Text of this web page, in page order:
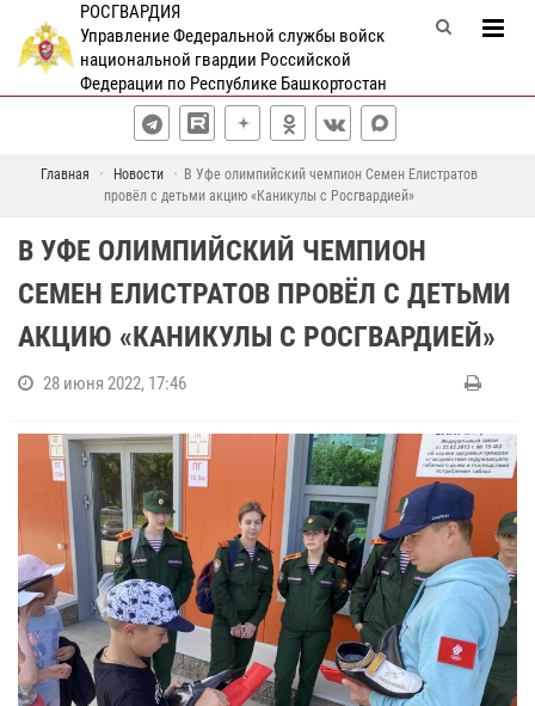
РОСГВАРДИЯ
Управление Федеральной службы войск
национальной гвардии Российской
Федерации по Республике Башкортостан
Главная Новости
В Уфе олимпийский чемпион Семен Елистратов
провёл с детьми акцию «Каникулы с Росгвардией»
В УФЕ ОЛИМПИЙСКИЙ ЧЕМПИОН
СЕМЕН ЕЛИСТРАТОВ ПРОВЁЛ С ДЕТЬМИ
АКЦИЮ «КАНИКУЛЫ С РОСГВАРДИЕЙ»
28 июня 2022, 17:46